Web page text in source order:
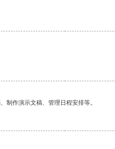
制作演示文稿、管理日程安排等。